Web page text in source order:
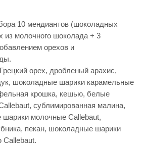
10 мендиантов (шоколадных
из молочного шоколада + 3
орехов и
орех, дробленый арахис,
шоколадные шарики карамельные
крошка, кешью, белые
сублимированная малина,
молочные Callebaut,
пекан, шоколадные шарики
Сallebaut.